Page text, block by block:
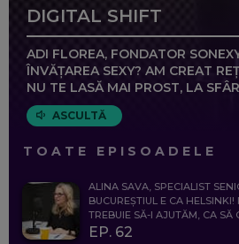
DIGITAL SHIFT
ADI FLOREA, FONDATOR
ÎNVĂȚAREA SEXY? AM CREAT
NU TE LASĂ MAI PROST, LA
ASCULTĂ
TOATE EPISOADELE
ALINA SAVA, SPECIALIST
BUCUREȘTIUL E CA
TREBUIE SĂ-I AJUTĂM, CA SĂ
EP. 62